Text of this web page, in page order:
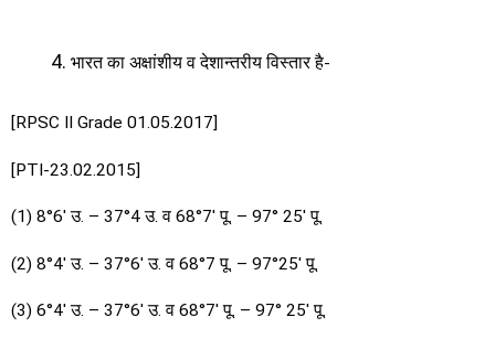
भारत का अक्षांशीय व देशान्तरीय विस्तार है-
[RPSC II Grade 01.05.2017]
[PTI-23.02.2015]
(1) 8°6′ उ. – 37°4 उ. व 68°7′ पू. – 97° 25′ पू.
(2) 8°4′ उ. – 37°6′ उ. व 68°7 पू. – 97°25′ पू.
(3) 6°4′ उ. – 37°6′ उ. व 68°7′ पू. – 97° 25′ पू.